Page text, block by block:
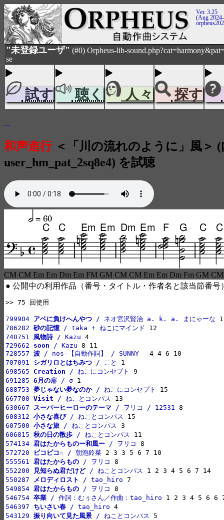
Ver. 3.25
(Aug
"未登録ユーザ" (#0) Orpheus-lib-
se
試す 聴く 人々 探す
...
和声進行＜「川の流れのように」風＞ (
user_hm_pat_2sq8e4) を試聴
CM CM Em Em Dm Em FM GM CM CM Em Em Dm Fm GM CM
● 公開中の利用作品（番号・タイトル・作者名と該当節番号
>> 75 回使用
799904 アベに負けへんやつ / ネオ宮沢賢治 a. k. a. まにゃーな
786282 砂の記憶 / taka + ねこにマインド
740751 風物詩 / Kazu
729662 soon / Kazu
728557 波 / nos-【自動作詞】 / SUNNY
707091 シガリロとはちみつ / こと
698565 Creation / ねこにコンセプト
691285 6月の扉 / σ
688753 夢じゃない夢なのか / ねこにコンセプト
667700 Visit / ねことコンパス
630667
スーパーヒーローのテーマ / ヲリコ / 12531
608312 小さな喜び / ねことコンパス
607500 小さな旅 / ねことコンパス
606815 秋の日の散歩 / ねことコンパス
574134 君はたからものー和風ー / ヲリコ
572720
ピコピコ☆ / 朝泡鈴菜
555561 君はたからもの / ヲリコ
552200
見知らぬ君だけど / ねことコンパス
550287
メロディロスト / tao_hiro
549854 君はたからもの / ヲリコ
546754 卒業 / 作詞：むぅさん／作曲：tao_hiro
546397 ちいさい春 / tao_hiro
543129 振り向いて見た風景 / ねことコンパス